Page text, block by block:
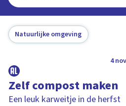
Natuurlijke omgeving
4
Zelf compost maken
Een leuk karweitje in de herfst